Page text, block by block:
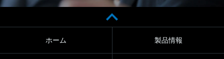
ホーム 製品情報